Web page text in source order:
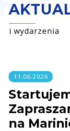
i wydarzenia
11.06.2026
na